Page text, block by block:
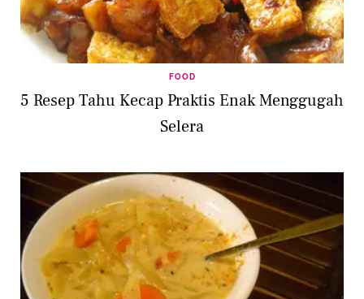
FOOD
5 Resep Tahu Kecap Praktis Enak Menggugah
Selera